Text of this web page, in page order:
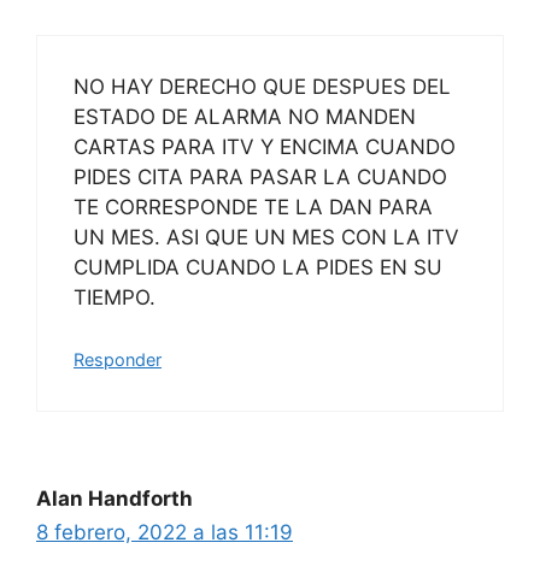
NO HAY DERECHO QUE DESPUES DEL
ESTADO DE ALARMA NO MANDEN
CARTAS PARA ITV Y ENCIMA CUANDO
PIDES CITA PARA PASAR LA CUANDO
TE CORRESPONDE TE LA DAN PARA
UN MES. ASI QUE UN MES CON LA ITV
CUMPLIDA CUANDO LA PIDES EN SU
TIEMPO.
Responder
Alan Handforth
8 febrero, 2022 a las 11:19